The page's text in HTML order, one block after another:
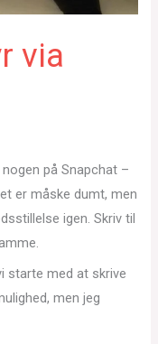
via
på Snapchat –
er måske dumt, men
igen. Skriv til
starte med at skrive
men jeg